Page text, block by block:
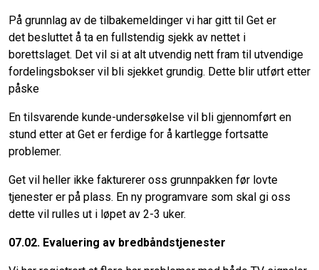
På grunnlag av de tilbakemeldinger vi har gitt til Get er
det besluttet å ta en fullstendig sjekk av nettet i
borettslaget. Det vil si at alt utvendig nett fram til utvendige
fordelingsbokser vil bli sjekket grundig. Dette blir utført etter
påske
En tilsvarende kunde-undersøkelse vil bli gjennomført en
stund etter at Get er ferdige for å kartlegge fortsatte
problemer.
Get vil heller ikke fakturerer oss grunnpakken før lovte
tjenester er på plass. En ny programvare som skal gi oss
dette vil rulles ut i løpet av 2-3 uker.
07.02. Evaluering av bredbåndstjenester